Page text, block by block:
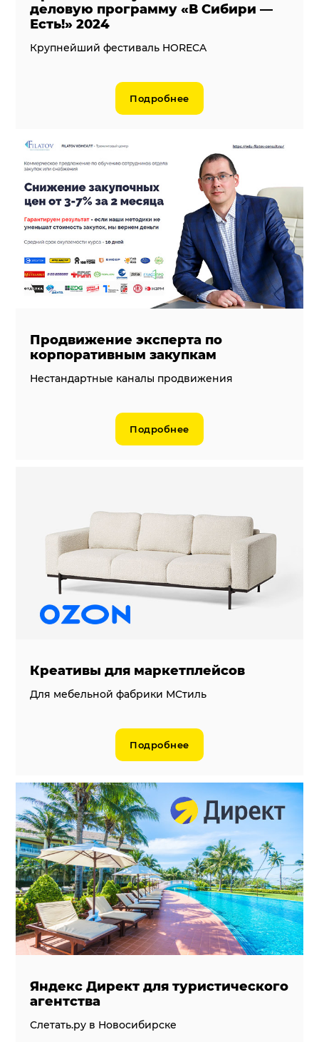
деловую программу «В Сибири —
Есть!» 2024
Крупнейший фестиваль HORECA
Подробнее
Продвижение эксперта по
корпоративным закупкам
Нестандартные каналы продвижения
Подробнее
Креативы для маркетплейсов
Для мебельной фабрики МСтиль
Подробнее
Яндекс Директ для туристического
агентства
Слетать.ру в Новосибирске